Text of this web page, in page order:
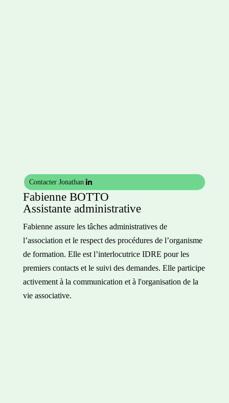
Contacter Jonathan
Fabienne BOTTO
Assistante administrative
Fabienne assure les tâches administratives de
l’association et le respect des procédures de l’organisme
de formation. Elle est l’interlocutrice IDRE pour les
premiers contacts et le suivi des demandes. Elle participe
activement à la communication et à l'organisation de la
vie associative.